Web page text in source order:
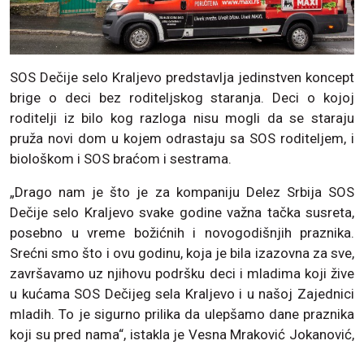
SOS Dečije selo Kraljevo predstavlja jedinstven koncept
brige o deci bez roditeljskog staranja. Deci o kojoj
roditelji iz bilo kog razloga nisu mogli da se staraju
pruža novi dom u kojem odrastaju sa SOS roditeljem, i
biološkom i SOS braćom i sestrama.
„Drago nam je što je za kompaniju Delez Srbija SOS
Dečije selo Kraljevo svake godine važna tačka susreta,
posebno u vreme božićnih i novogodišnjih praznika.
Srećni smo što i ovu godinu, koja je bila izazovna za sve,
završavamo uz njihovu podršku deci i mladima koji žive
u kućama SOS Dečijeg sela Kraljevo i u našoj Zajednici
mladih. To je sigurno prilika da ulepšamo dane praznika
koji su pred nama“, istakla je Vesna Mraković Jokanović,